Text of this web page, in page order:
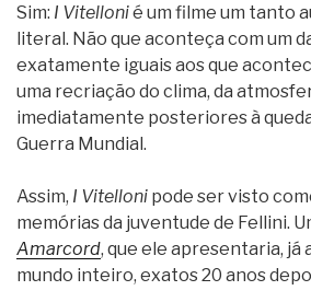
Sim: I Vitellonié um filme um tanto
literal. Não que aconteça com um
exatamente iguais aos que
uma recriação do clima, da
imediatamente posteriores à
Guerra Mundial.
Assim, I Vitelloni pode ser visto
memórias da juventude de Fellini.
Amarcord, que ele apresentaria,
mundo inteiro, exatos 20 anos